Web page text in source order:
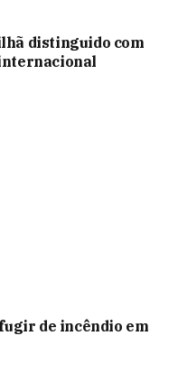
distinguido com
de incêndio em